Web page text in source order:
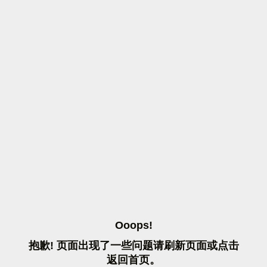
OOOPS!
抱歉! 页面出现了一些问题请刷 新页面或点击
返 回首页。